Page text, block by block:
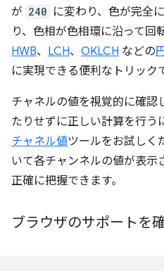
が 240 に変わり、色が完全
り、色相が色相環に沿って回
HWB、 LCH、 OKLCH などの
に実現できる便利なトリック
チャネルの値を視覚的に確認
たりせずに正しい計算を行う
チャネル値ツールをお試しく
いて各チャンネルの値が表示
正確に把握できます。
ブラウザのサポートを